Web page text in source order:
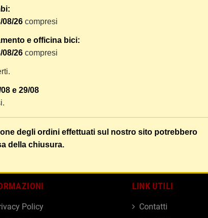
e le spese postali. I costi di gestione sono
i vostri articoli in un unico ordine. Non ci è
addebitate per ognuno di essi. Il vostro pacco sarà
son ben protetti.
08/26 compresi
e officina bici:
08/26 compresi
e 29/08
degli ordini effettuati sul nostro sito potrebbero
della chiusura.
LINK UTILI
Contatti
Policy